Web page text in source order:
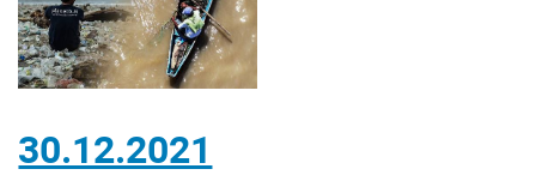
30.12.2021